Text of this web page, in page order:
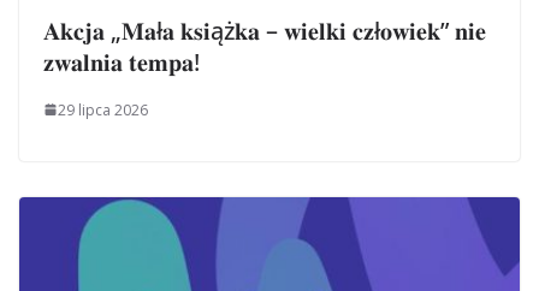
𝐀𝐤𝐜𝐣𝐚 „𝐌𝐚ł𝐚 𝐤𝐬𝐢ąż𝐤𝐚 – 𝐰𝐢𝐞𝐥𝐤𝐢 𝐜𝐳ł𝐨𝐰𝐢𝐞𝐤” 𝐧𝐢𝐞
𝐳𝐰𝐚𝐥𝐧𝐢𝐚 𝐭𝐞𝐦𝐩𝐚!
29 lipca 2026